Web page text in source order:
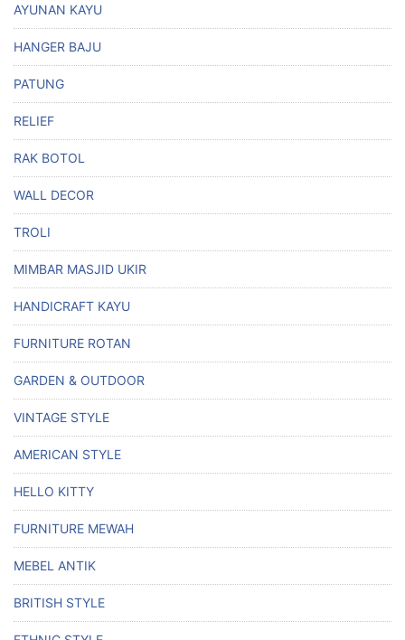
AYUNAN KAYU
HANGER BAJU
PATUNG
RELIEF
RAK BOTOL
WALL DECOR
TROLI
MIMBAR MASJID UKIR
HANDICRAFT KAYU
FURNITURE ROTAN
GARDEN & OUTDOOR
VINTAGE STYLE
AMERICAN STYLE
HELLO KITTY
FURNITURE MEWAH
MEBEL ANTIK
BRITISH STYLE